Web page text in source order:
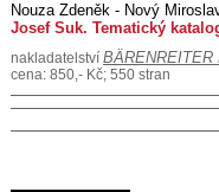
Nouza Zdeněk - Nový
Josef Suk. Tematický
nakladatelství BÄRENREITER
cena: 850,- Kč; 550 stran